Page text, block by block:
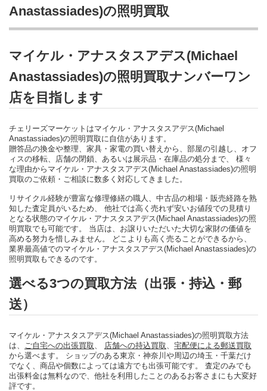
Anastassiades)の照明買取
マイケル・アナスタスアデス(Michael
Anastassiades)の照明買取ナンバーワン
店を目指します
チェリーズマーケットはマイケル・アナスタスアデス(Michael
Anastassiades)の照明買取に自信があります。
贈答品の換金や整理、家具・家電の買い替えから、部屋の引越し、オフ
ィスの移転、店舗の閉鎖、あるいは展示品・在庫品の処分まで、 様々
な理由からマイケル・アナスタスアデス(Michael Anastassiades)の照明
買取のご依頼・ご相談に数多く対応してきました。
リサイクル経験が豊富な修理修繕の職人、中古品の相場・販売経路を熟
知した査定員がいるため、 他社では高く売れず安いお値段での見積り
となる状態のマイケル・アナスタスアデス(Michael Anastassiades)の照
明買取でも可能です。 当店は、お譲りいただいた大切な家財の価値を
高める努力を惜しみません。 どこよりも高く売ることができるから、
業界最高値でのマイケル・アナスタスアデス(Michael Anastassiades)の
照明買取もできるのです。
選べる3つの買取方法（出張・持込・郵
送）
マイケル・アナスタスアデス(Michael Anastassiades)の照明買取方法
は、
ご自宅への出張買取 店舗への持込買取
宅配便による郵送買取
から選べます。 ショップのある東京・神奈川や周辺の埼玉・千葉だけ
でなく、商品や個数によっては遠方でも出張可能です。 査定のみでも
出張料金は無料なので、他社を利用したことのあるお客さまにも大変好
評です。